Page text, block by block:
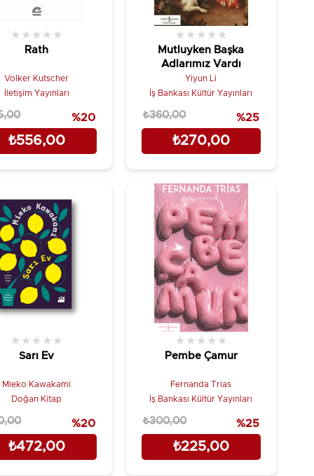
Rath
★ ★ ★ ★ ★
Volker Kutscher
İletişim Yayınları
₺556,00
%20
Mutluyken Başka
Adlarımız Vardı
★ ★ ★ ★ ★
Yiyun Li
İş Bankası Kültür Yayınları
₺270,00
₺360,00 %25
Sarı Ev
★ ★ ★ ★ ★
Mieko Kawakami
Doğan Kitap
₺472,00
%20
Pembe Çamur
★ ★ ★ ★ ★
Fernanda Trias
İş Bankası Kültür Yayınları
₺225,00
₺300,00 %25